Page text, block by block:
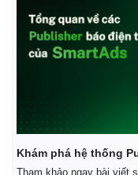
Khám phá hệ thống
Tham khảo ngay bài viết